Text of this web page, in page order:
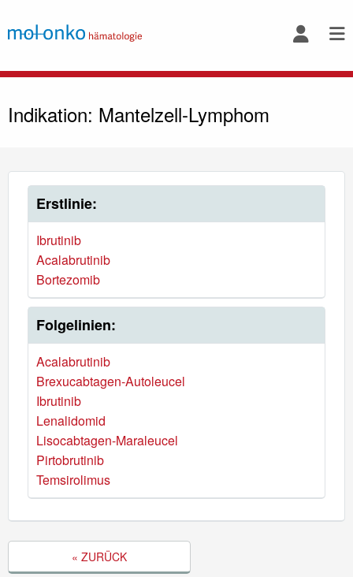
Indikation: Mantelzell-Lymphom
Erstlinie:
Ibrutinib
Acalabrutinib
Bortezomib
Folgelinien:
Acalabrutinib
Brexucabtagen-Autoleucel
Ibrutinib
Lenalidomid
Lisocabtagen-Maraleucel
Pirtobrutinib
Temsirolimus
« ZURÜCK